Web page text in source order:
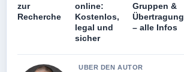
zur
Recherche
online:
Kostenlos,
legal und
sicher
Gruppen &
Übertragung
– alle Infos
UBER DEN AUTOR